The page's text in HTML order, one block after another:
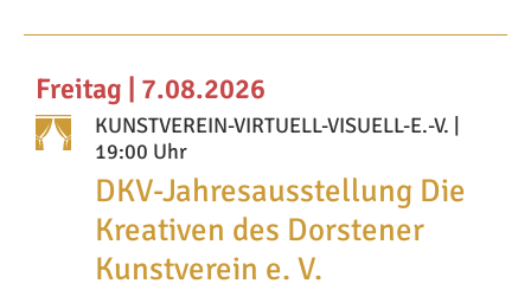
Freitag | 7.08.2026
KUNSTVEREIN-VIRTUELL-VISUELL-E.-V. |
19:00 Uhr
DKV-Jahresausstellung Die
Kreativen des Dorstener
Kunstverein e. V.